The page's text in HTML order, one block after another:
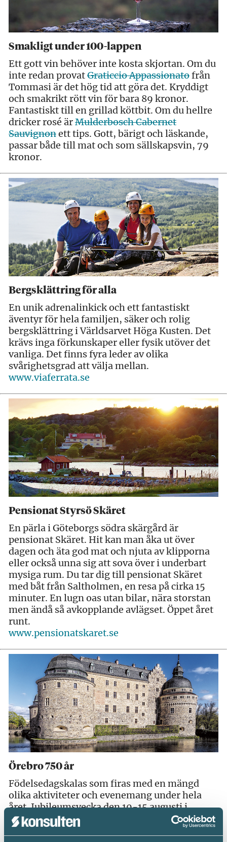
Smakligt under 100-lappen
Ett gott vin behöver inte kosta skjortan. Om du
inte redan provatGraticcio Appassionatofrån
Tommasi är det hög tid att göra det. Kryddigt
och smakrikt rött vin för bara 89 kronor.
Fantastiskt till en grillad köttbit. Om du hellre
dricker rosé ärMulderbosch Cabernet
Sauvignonett tips. Gott, bärigt och läskande,
passar både till mat och som sällskapsvin, 79
kronor.
Bergsklättring för alla
En unik adrenalinkick och ett fantastiskt
äventyr för hela familjen, säker och rolig
bergsklättring i Världsarvet Höga Kusten. Det
krävs inga förkunskaper eller fysik utöver det
vanliga. Det finns fyra leder av olika
svårighetsgrad att välja mellan.
www.viaferrata.se
Pensionat Styrsö Skäret
En pärla i Göteborgs södra skärgård är
pensionat Skäret. Hit kan man åka ut över
dagen och äta god mat och njuta av klipporna
eller också unna sig att sova över i underbart
mysiga rum. Du tar dig till pensionat Skäret
med båt från Saltholmen, en resa på cirka 15
minuter. En lugn oas utan bilar, nära storstan
men ändå så avkopplande avlägset. Öppet året
runt.
www.pensionatskaret.se
Örebro 750 år
Födelsedagskalas som firas med en mängd
olika aktiviteter och evenemang under hela
året. Jubileumsvecka den 10-15 augusti i
centrala Örebro blir det officiella firandet och
tituleras redan som Århundradets Örebrofest.